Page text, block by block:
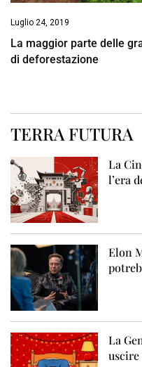
Luglio 24, 2019
La maggior parte delle
di deforestazione
TERRA FUTURA
La
l’era
Elon
La
uscire